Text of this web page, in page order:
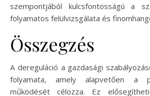
szempontjából kulcsfontosságú a
folyamatos felülvizsgálata és
Összegzés
A dereguláció a gazdasági
folyamata, amely alapvetően a
működését célozza. Ez